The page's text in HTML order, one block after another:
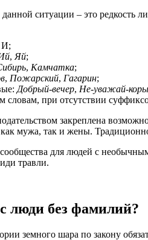
ситуации – это редкость
И;
, Яй;
, Камчатка;
, Пожарский, Гагарин;
Добрый-вечер, Не-уважай-
при отсутствии
закреплена
мужа, так и жены.
для людей с
травли.
люди без фамилий?
земного шара по закону